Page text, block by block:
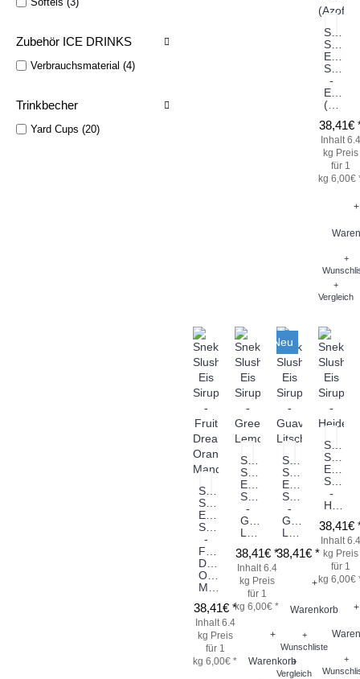
Zubehör ICE DRINKS
Verbrauchsmaterial (4)
Trinkbecher
Yard Cups (20)
Sneky
Slush
Eis
Sirup
-
38,41€
Inhalt 6.4
kg Preis
für 1
kg 6,00€
+
+
+
Vergleich
Sneky
Slush
Eis
Sirup
-
Fruit
Dream
Orange
38,41€ *
Inhalt 6.4
kg Preis
für 1
kg 6,00€ *
Sneky
Slush
Eis
Sirup
-
Green
38,41€ *
Inhalt 6.4
kg Preis
für 1
kg 6,00€ *
+
Warenkorb
Neu
Sneky
Slush
Eis
Sirup
-
Guave
38,41€ *
+
Warenkorb
+
Wunschliste
+
Vergleich
Sneky
Slush
Eis
Sirup
-
38,41€
Inhalt 6.4
kg Preis
für 1
kg 6,00€
+
+